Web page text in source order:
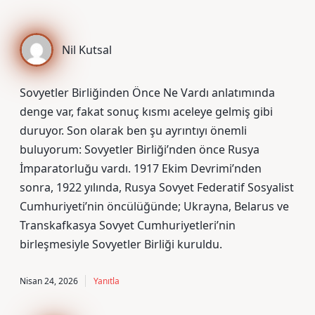
Nil Kutsal
Sovyetler Birliğinden Önce Ne Vardı anlatımında
denge var, fakat sonuç kısmı aceleye gelmiş gibi
duruyor. Son olarak ben şu ayrıntıyı önemli
buluyorum: Sovyetler Birliği’nden önce Rusya
İmparatorluğu vardı. 1917 Ekim Devrimi’nden
sonra, 1922 yılında, Rusya Sovyet Federatif Sosyalist
Cumhuriyeti’nin öncülüğünde; Ukrayna, Belarus ve
Transkafkasya Sovyet Cumhuriyetleri’nin
birleşmesiyle Sovyetler Birliği kuruldu.
Nisan 24, 2026 Yanıtla